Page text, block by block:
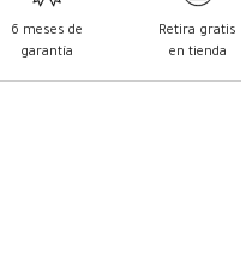
6 meses de
garantía
Retira gratis
en tienda